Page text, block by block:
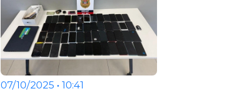
07/10/2025 • 10:41